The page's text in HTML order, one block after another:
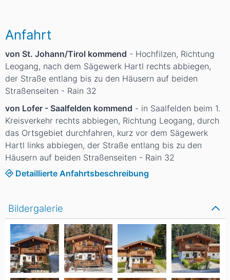
Anfahrt
von St. Johann/Tirol kommend - Hochfilzen, Richtung
Leogang, nach dem Sägewerk Hartl rechts abbiegen,
der Straße entlang bis zu den Häusern auf beiden
Straßenseiten - Rain 32
von Lofer - Saalfelden kommend - in Saalfelden beim 1.
Kreisverkehr rechts abbiegen, Richtung Leogang, durch
das Ortsgebiet durchfahren, kurz vor dem Sägewerk
Hartl links abbiegen, der Straße entlang bis zu den
Häusern auf beiden Straßenseiten - Rain 32
Detaillierte Anfahrtsbeschreibung
Bildergalerie